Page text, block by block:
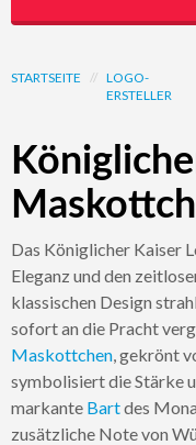
STARTSEITE // LOGO-
ERSTELLER
Das Königlicher Kaiser
Eleganz und den
klassischen Design
sofort an die Pracht
Maskottchen, gekrönt
symbolisiert die Stärke
markante Bartdes
zusätzliche Note von